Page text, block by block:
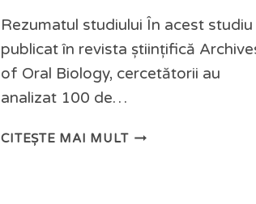
Rezumatul studiului În acest studiu
publicat în revista științifică
of Oral Biology, cercetătorii au
analizat 100 de…
CITEȘTE MAI MULT